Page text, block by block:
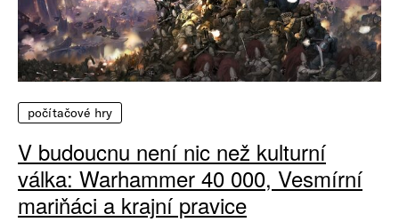
počítačové hry
V budoucnu není nic než kulturní
válka: Warhammer 40 000, Vesmírní
mariňáci a krajní pravice